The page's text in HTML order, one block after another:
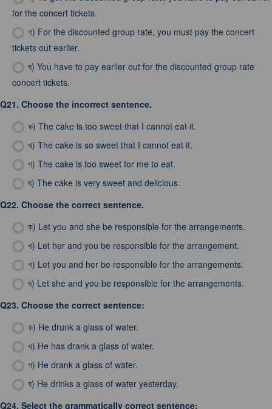
for the concert tickets.
গ) For the discounted group rate, you must pay the concert
tickets out earlier.
ঘ) You have to pay earlier out for the discounted group rate
concert tickets.
Q21. Choose the incorrect sentence.
ক) The cake is too sweet that I cannot eat it.
খ) The cake is so sweet that I cannot eat it.
গ) The cake is too sweet for me to eat.
ঘ) The cake is very sweet and delicious.
Q22. Choose the correct sentence.
ক) Let you and she be responsible for the arrangements.
খ) Let her and you be responsible for the arrangement.
গ) Let you and her be responsible for the arrangements.
ঘ) Let she and you be responsible for the arrangements.
Q23. Choose the correct sentence:
ক) He drunk a glass of water.
খ) He has drank a glass of water.
গ) He drank a glass of water.
ঘ) He drinks a glass of water yesterday.
Q24. Select the grammatically correct sentence: